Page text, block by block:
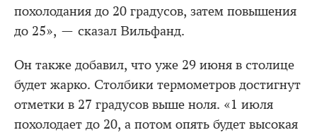
похолодания до 20 градусов, затем повышения
до 25», — сказал Вильфанд.
Он также добавил, что уже 29 июня в столице
будет жарко. Столбики термометров достигнут
отметки в 27 градусов выше ноля. «1 июля
похолодает до 20, а потом опять будет высокая